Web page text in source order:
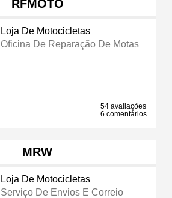
RFMOTO
Loja De Motocicletas
Oficina De Reparação De Motas
54 avaliações
6 comentários
MRW
Loja De Motocicletas
Serviço De Envios E Correio